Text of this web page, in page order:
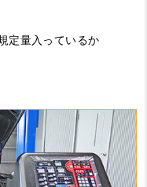
定量入っているか